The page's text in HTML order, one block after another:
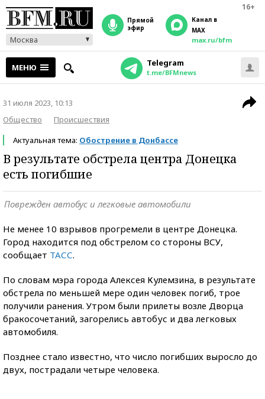
16+
Москва
прямой
эфир
Канал в
MAX
max.ru/bfm
МЕНЮ Telegram
t.me/BFMnews
31 июля 2023, 10:13
Общество
Происшествия
Актуальная тема: Обострение в Донбассе
В результате обстрела центра Донецка
есть погибшие
Поврежден автобус и легковые автомобили
Не менее 10 взрывов прогремели в центре Донецка.
Город находится под обстрелом со стороны ВСУ,
сообщает ТАСС.
По словам мэра города Алексея Кулемзина, в результате
обстрела по меньшей мере один человек погиб, трое
получили ранения. Утром были прилеты возле Дворца
бракосочетаний, загорелись автобус и два легковых
автомобиля.
Позднее стало известно, что число погибших выросло до
двух, пострадали четыре человека.